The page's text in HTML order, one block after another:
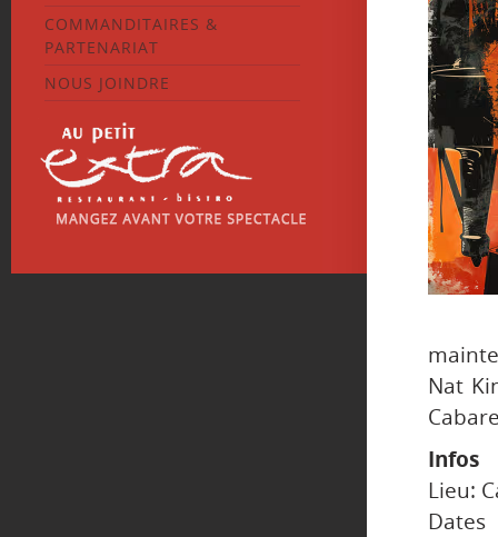
COMMANDITAIRES &
PARTENARIAT
NOUS JOINDRE
Nat
Infos
Lieu: